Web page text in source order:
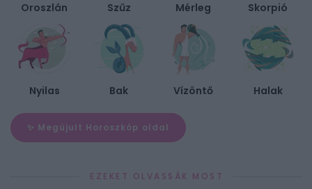
Oroszlán Szűz Mérleg Skorpió
Nyilas Bak Vízöntő Halak
✨ Megújult Horoszkóp oldal
EZEKET OLVASSÁK MOST